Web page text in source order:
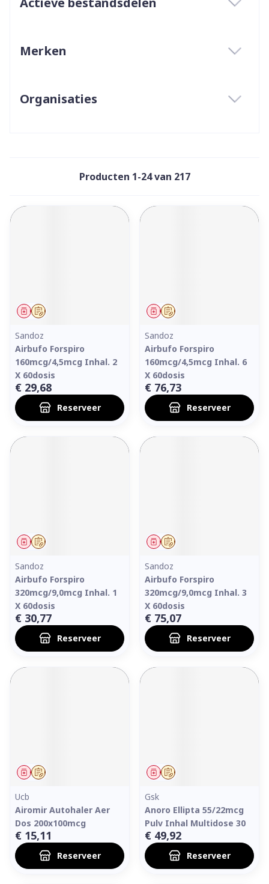
Merken
Organisaties
Producten 1-24van 217
Op voorschrift
Geneesmiddel
Sandoz
Airbufo Forspiro
160mcg/4,5mcg Inhal. 2
X 60dosis
€ 29,68
Reserveer
Op voorschrift
Geneesmiddel
Sandoz
Airbufo Forspiro
160mcg/4,5mcg Inhal. 6
X 60dosis
€ 76,73
Reserveer
Op voorschrift
Geneesmiddel
Sandoz
Airbufo Forspiro
320mcg/9,0mcg Inhal. 1
X 60dosis
€ 30,77
Reserveer
Op voorschrift
Geneesmiddel
Sandoz
Airbufo Forspiro
320mcg/9,0mcg Inhal. 3
X 60dosis
€ 75,07
Reserveer
Op voorschrift
Geneesmiddel
Ucb
Airomir Autohaler Aer
Dos 200x100mcg
€ 15,11
Reserveer
Op voorschrift
Geneesmiddel
Gsk
Anoro Ellipta 55/22mcg
Pulv Inhal Multidose 30
€ 49,92
Reserveer